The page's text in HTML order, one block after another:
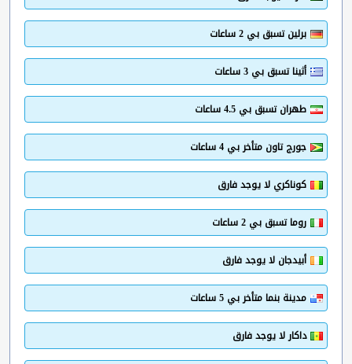
برلين تسبق بي 2 ساعات
أثينا تسبق بي 3 ساعات
طهران تسبق بي 4.5 ساعات
جورج تاون متأخر بي 4 ساعات
كوناكري لا يوجد فارق
روما تسبق بي 2 ساعات
أبيدجان لا يوجد فارق
مدينة بنما متأخر بي 5 ساعات
داكار لا يوجد فارق